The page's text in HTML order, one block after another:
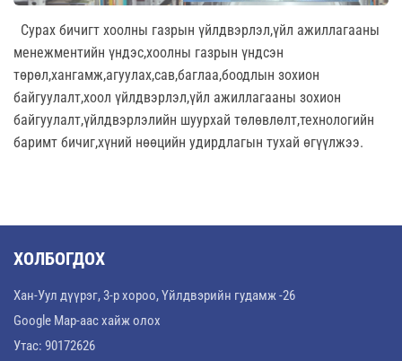
Сурах бичигт хоолны газрын үйлдвэрлэл,үйл ажиллагааны
менежментийн үндэс,хоолны газрын үндсэн
төрөл,хангамж,агуулах,сав,баглаа,боодлын зохион
байгуулалт,хоол үйлдвэрлэл,үйл ажиллагааны зохион
байгуулалт,үйлдвэрлэлийн шуурхай төлөвлөлт,технологийн
баримт бичиг,хүний нөөцийн удирдлагын тухай өгүүлжээ.
ХОЛБОГДОХ
Хан-Уул дүүрэг, 3-р хороо, Үйлдвэрийн гудамж -26
Google Map-аас хайж олох
Утас: 90172626